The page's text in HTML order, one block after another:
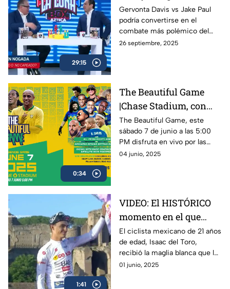
29:15
Ryan García | A Raspar
La Lona
Gervonta Davis vs Jake Paul
podría convertirse en el
combate más polémico del
año, mientras Ryan García
26 septiembre, 2025
0:34
The Beautiful Game
|Chase Stadium, con
Ronaldinho y Roberto
Carlos | 7 de junio a las
5:00 PM
The Beautiful Game, este
sábado 7 de junio a las 5:00
PM disfruta en vivo por las
plataformas de Azteca
04 junio, 2025
1:41
VIDEO: El HISTÓRICO
momento en el que
Isaac del Toro recibe la
Maglia Blanca en el
Giro de Italia 2025
El ciclista mexicano de 21 años
de edad, Isaac del Toro,
recibió la maglia blanca que lo
acredita como el mejor menor
01 junio, 2025